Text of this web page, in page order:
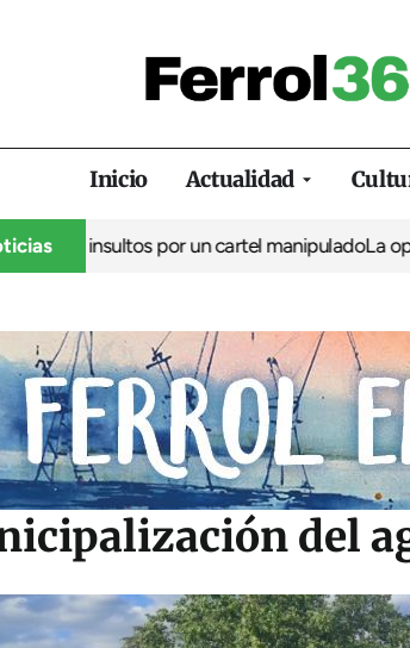
Inicio Actualidad
por un cartel manipuladoLa oposición
del